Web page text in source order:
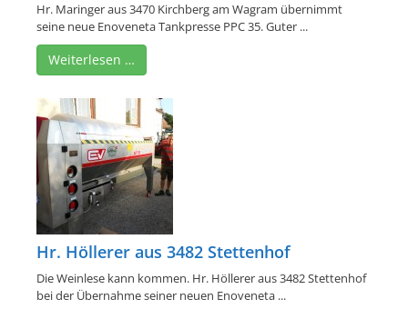
Hr. Maringer aus 3470 Kirchberg am Wagram übernimmt
seine neue Enoveneta Tankpresse PPC 35. Guter ...
Weiterlesen …
Hr. Höllerer aus 3482 Stettenhof
Die Weinlese kann kommen. Hr. Höllerer aus 3482 Stettenhof
bei der Übernahme seiner neuen Enoveneta ...